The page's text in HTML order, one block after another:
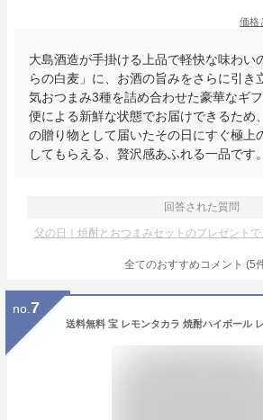
価格
大島酒造が手掛ける上品で軽快な味わい
らの白麦」に、お酒の旨みをさらに引き
気おつまみ3種を詰め合わせた豪華なギ
便による新鮮な状態でお届けできるため
の贈り物として届いたその日にすぐ極上
してもらえる、贅沢感あふれる一品です。
回答された質問
父の日｜焼酎とおつまみセットのプレゼント
全てのおすすめコメント (5
no. 7